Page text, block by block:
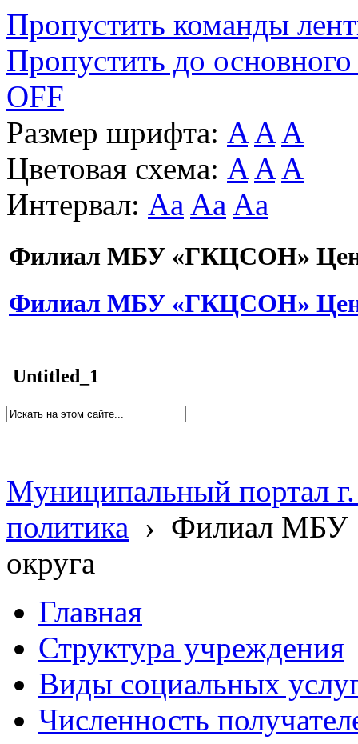
Пропустить команды
Пропустить до основного
OFF
Размер шрифта: A A A
Цветовая схема: A A A
Интервал: Aa Aa Aa
Филиал МБУ «ГКЦСОН»
Филиал МБУ «ГКЦСОН»
Untitled_1
Муниципальный портал
политика › Филиал МБУ
округа
Главная
Структура учреждения
Виды социальных
Численность